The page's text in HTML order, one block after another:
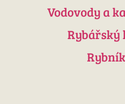
Vodovody a
Rybářský